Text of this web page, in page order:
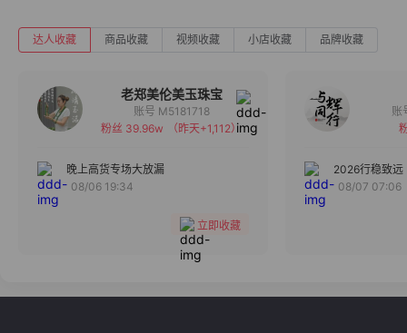
达人收藏 商品收藏 视频收藏 小店收藏 品牌收藏
老郑美伦美玉珠宝
备注
分组
账号 M5181718
粉丝 39.96w
（昨天+1,112）
晚上高货专场大放漏
08/06 19:34
立即收藏
2026行稳致远
08/07 07:06